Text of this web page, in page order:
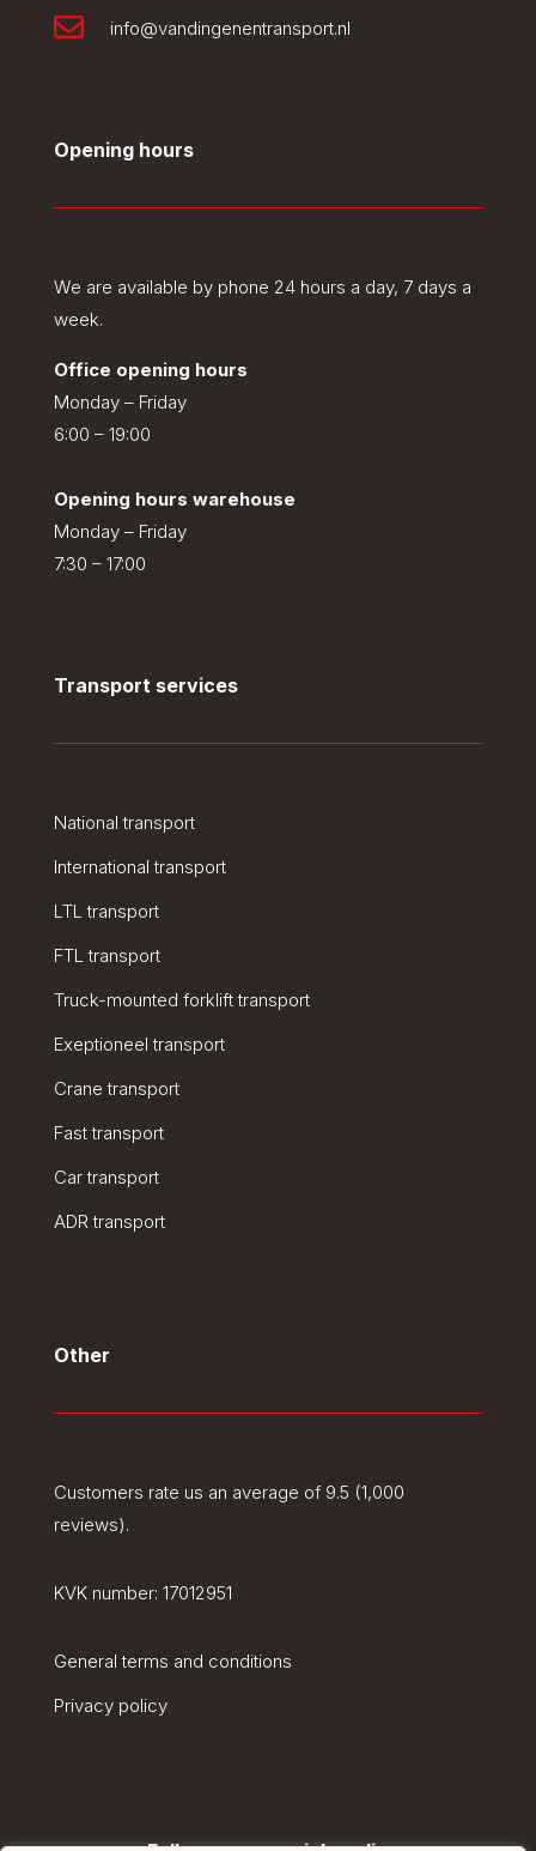
 info@vandingenentransport.nl
Opening hours
We are available by phone 24 hours a day, 7 days a
week.
Office opening hours
Monday – Friday
6:00 – 19:00
Opening hours warehouse
Monday – Friday
7:30 – 17:00
Transport services
National transport
International transport
LTL transport
FTL transport
Truck-mounted forklift transport
Exeptioneel transport
Crane transport
Fast transport
Car transport
ADR transport
Other
Customers rate us an average of 9.5 (1,000
reviews).
KVK number: 17012951
General terms and conditions
Privacy policy